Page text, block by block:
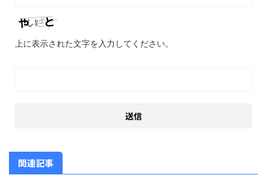
上に表示された文字を入力してください。
関連記事